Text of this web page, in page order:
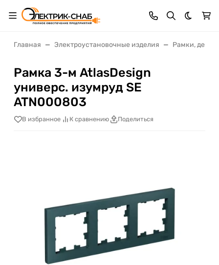
Темная
Главная Электроустановочные изделия Рамки,
Рамка 3-м AtlasDesign
универс. изумруд SE
ATN000803
В избранное К сравнению Поделиться